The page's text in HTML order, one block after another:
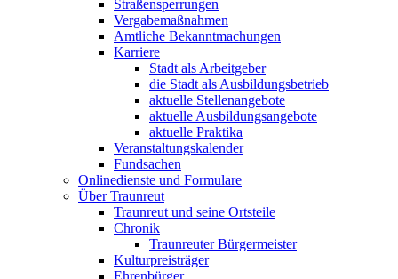
Straßensperrungen
Vergabemaßnahmen
Amtliche Bekanntmachungen
Karriere
Stadt als Arbeitgeber
die Stadt als Ausbildungsbetrieb
aktuelle Stellenangebote
aktuelle Ausbildungsangebote
aktuelle Praktika
Veranstaltungskalender
Fundsachen
Onlinedienste und Formulare
Über Traunreut
Traunreut und seine Ortsteile
Chronik
Traunreuter Bürgermeister
Kulturpreisträger
Ehrenbürger